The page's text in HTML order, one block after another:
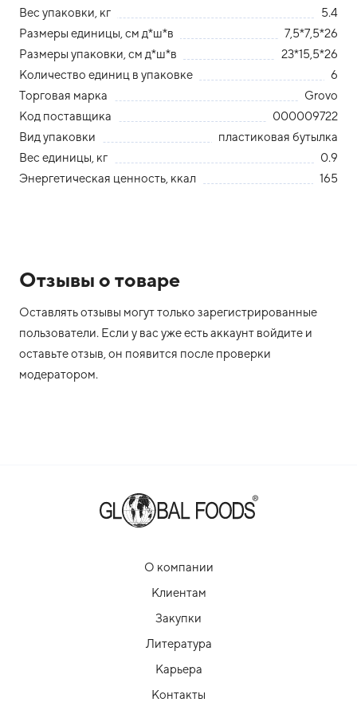
Вес упаковки, кг
5.4
Размеры единицы, см д*ш*в
7,5*7,5*26
Размеры упаковки, см д*ш*в
23*15,5*26
Количество единиц в упаковке
6
Торговая марка
Grovo
Код поставщика
000009722
Вид упаковки
пластиковая бутылка
Вес единицы, кг
0.9
Энергетическая ценность, ккал
165
Отзывы о товаре
Оставлять отзывы могут только зарегистрированные
пользователи. Если у вас уже есть аккаунт войдите и
оставьте отзыв, он появится после проверки
модератором.
О компании
Клиентам
Закупки
Литература
Карьера
Контакты